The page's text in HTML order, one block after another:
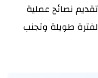
نصائح عملية
طويلة وتجنب